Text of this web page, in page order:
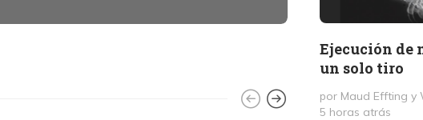
Ejecución de
un solo tiro
por Maud Effting y
5 horas atrás